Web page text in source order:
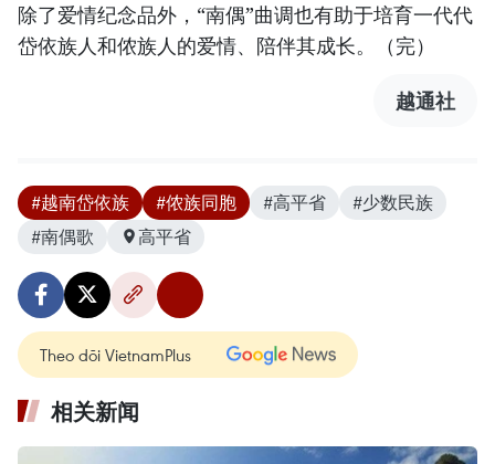
除了爱情纪念品外，“南偶”曲调也有助于培育一代代
岱依族人和侬族人的爱情、陪伴其成长。（完）
越通社
#越南岱依族 #侬族同胞 #高平省
#少数民族
#南偶歌
高平省
Theo dõi VietnamPlus
相关新闻